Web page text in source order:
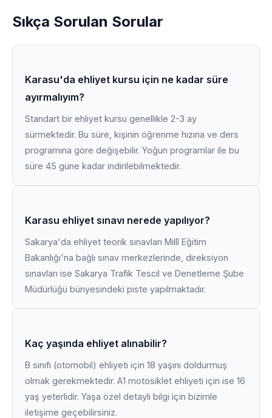
Sıkça Sorulan Sorular
Karasu'da ehliyet kursu için ne kadar süre
ayırmalıyım?
Standart bir ehliyet kursu genellikle 2-3 ay
sürmektedir. Bu süre, kişinin öğrenme hızına ve ders
programına göre değişebilir. Yoğun programlar ile bu
süre 45 güne kadar indirilebilmektedir.
Karasu ehliyet sınavı nerede yapılıyor?
Sakarya'da ehliyet teorik sınavları Millî Eğitim
Bakanlığı'na bağlı sınav merkezlerinde, direksiyon
sınavları ise Sakarya Trafik Tescil ve Denetleme Şube
Müdürlüğü bünyesindeki piste yapılmaktadır.
Kaç yaşında ehliyet alınabilir?
B sınıfı (otomobil) ehliyeti için 18 yaşını doldurmuş
olmak gerekmektedir. A1 motosiklet ehliyeti için ise 16
yaş yeterlidir. Yaşa özel detaylı bilgi için bizimle
iletişime geçebilirsiniz.